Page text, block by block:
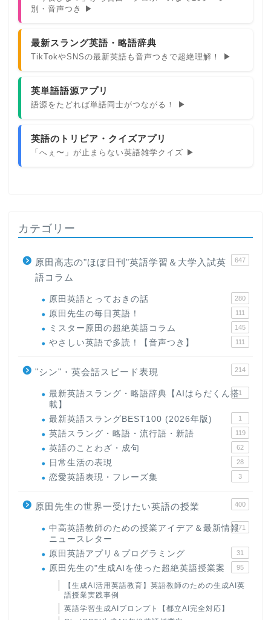
別・音声つき ▶
最新スラング英語・略語辞典
TikTokやSNSの最新英語も音声つきで超絶理解！ ▶
英単語語源アプリ
語源をたどれば単語同士がつながる！ ▶
英語のトリビア・クイズアプリ
「へぇ〜」が止まらない英語雑学クイズ ▶
カテゴリー
原田高志の"ほぼ日刊"英語学習＆大学入試英
語コラム
647
原田英語とっておきの話 280
原田先生の毎日英語！ 111
ミスター原田の超絶英語コラム 145
やさしい英語で多読！【音声つき】 111
"シン"・英会話スピード表現 214
最新英語スラング・略語辞典【AIはらだくん搭
載】
1
最新英語スラングBEST100 (2026年版) 1
英語スラング・略語・流行語・新語 119
英語のことわざ・成句 62
日常生活の表現 28
恋愛英語表現・フレーズ集 3
原田先生の世界一受けたい英語の授業 400
中高英語教師のための授業アイデア＆最新情報
ニュースレター
171
原田英語アプリ＆プログラミング 31
原田先生の"生成AIを使った超絶英語授業案 95
【生成AI活用英語教育】英語教師のための生成AI英
語授業実践事例
英語学習生成AIプロンプト【都立AI完全対応】